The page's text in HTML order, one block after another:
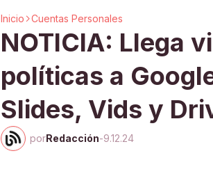
Inicio Cuentas Personales
NOTICIA: Llega
políticas a
Slides, Vids y
porRedacción-9.12.24